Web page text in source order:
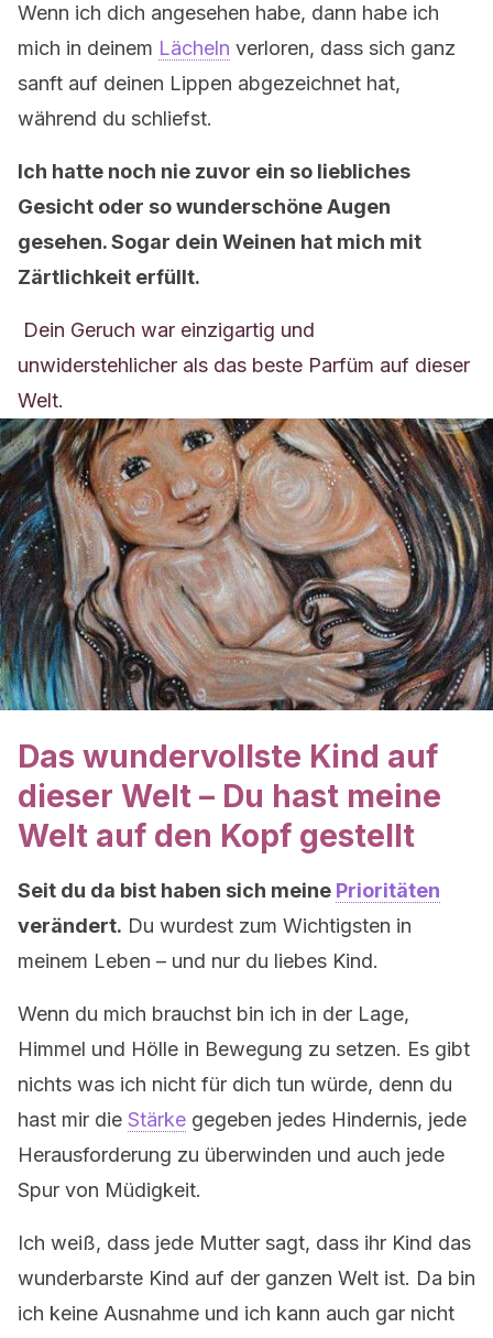
Wenn ich dich angesehen habe, dann habe ich
mich in deinem Lächeln verloren, dass sich ganz
sanft auf deinen Lippen abgezeichnet hat,
während du schliefst.
Ich hatte noch nie zuvor ein so liebliches
Gesicht oder so wunderschöne Augen
gesehen. Sogar dein Weinen hat mich mit
Zärtlichkeit erfüllt.
Dein Geruch war einzigartig und
unwiderstehlicher als das beste Parfüm auf dieser
Welt.
Das wundervollste Kind auf
dieser Welt – Du hast meine
Welt auf den Kopf gestellt
Seit du da bist haben sich meine Prioritäten
verändert. Du wurdest zum Wichtigsten in
meinem Leben – und nur du liebes Kind.
Wenn du mich brauchst bin ich in der Lage,
Himmel und Hölle in Bewegung zu setzen. Es gibt
nichts was ich nicht für dich tun würde, denn du
hast mir die Stärke gegeben jedes Hindernis, jede
Herausforderung zu überwinden und auch jede
Spur von Müdigkeit.
Ich weiß, dass jede Mutter sagt, dass ihr Kind das
wunderbarste Kind auf der ganzen Welt ist. Da bin
ich keine Ausnahme und ich kann auch gar nicht